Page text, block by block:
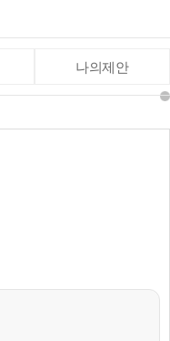
나의제안